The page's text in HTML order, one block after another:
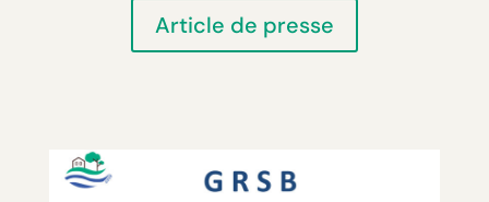
Article de presse